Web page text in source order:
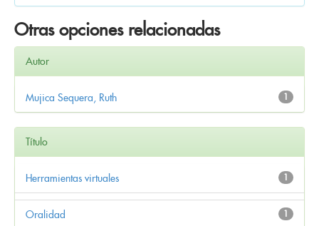
Otras opciones relacionadas
Autor
1
Mujica Sequera, Ruth
Título
1
Herramientas virtuales
1
Oralidad